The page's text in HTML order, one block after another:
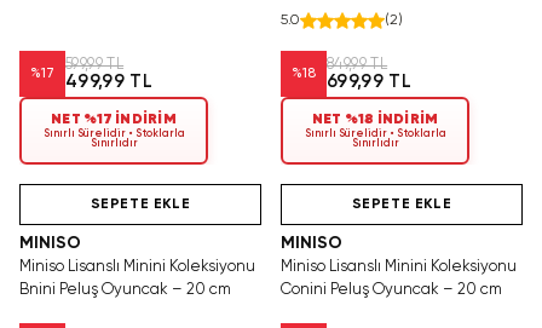
%17
599,99 TL
499,99 TL
NET %17 İNDİRİM
Sınırlı Sürelidir • Stoklarla
Sınırlıdır
Misket Limonu Tasarımlı 30 cm
5.0 (2)
%18
849,99 TL
699,99 TL
NET %18 İNDİRİM
Sınırlı Sürelidir • Stoklarla
Sınırlıdır
SEPETE EKLE
MINISO
Miniso Lisanslı Minini Koleksiyonu
Bnini Peluş Oyuncak – 20 cm
SEPETE EKLE
MINISO
Miniso Lisanslı Minini Koleksiyonu
Conini Peluş Oyuncak – 20 cm